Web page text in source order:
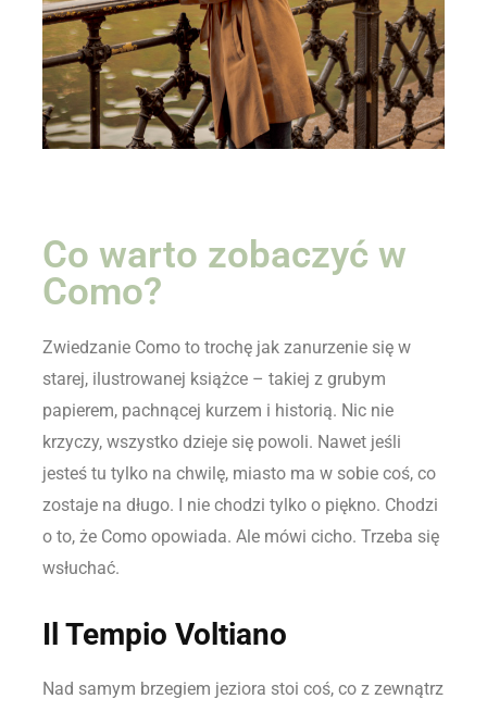
Co warto zobaczyć w
Como?
Zwiedzanie Como to trochę jak zanurzenie się w
starej, ilustrowanej książce – takiej z grubym
papierem, pachnącej kurzem i historią. Nic nie
krzyczy, wszystko dzieje się powoli. Nawet jeśli
jesteś tu tylko na chwilę, miasto ma w sobie coś, co
zostaje na długo. I nie chodzi tylko o piękno. Chodzi
o to, że Como opowiada. Ale mówi cicho. Trzeba się
wsłuchać.
Il Tempio Voltiano
Nad samym brzegiem jeziora stoi coś, co z zewnątrz